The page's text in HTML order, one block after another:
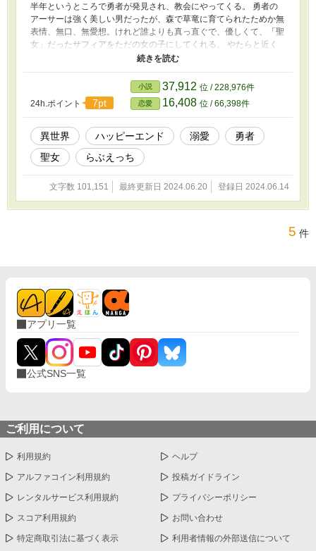
半年というところで勇者が発見され、教会にやってくる。 勇者の
アーサーは強く美しい男だったが、森で草竜に育てられたためか無
表情、無口、無愛想。けれど誰よりも真っ直ぐで、優しくて、「聖
女」だったサフィアをただの女の子にしてくれる。 やたらと近く
スキンシップの激しいアーサーにどぎまぎしながらも、サフィアは
まりがあり……。 ＊純愛ながらR18シーンは濃厚に、を目指しまし
た。 ＊R18描写のあるお話には※がついています。
24h.ポイント
7pt
小説 37,912 位 / 228,976件
恋愛 16,408 位 / 66,398件
異世界 ハッピーエンド 溺愛
勇者
聖女
らぶえっち
文字数 101,151 最終更新日 2024.06.20 登録日 2024.06.14
5 件
アプリ一覧
公式SNS一覧
ご利用について
利用規約 ヘルプ
アルファコイン利用規約 投稿ガイドライン
レンタルサービス利用規約 プライバシーポリシー
スコア利用規約 お問い合わせ
特定商取引法に基づく表示 利用者情報の外部送信について